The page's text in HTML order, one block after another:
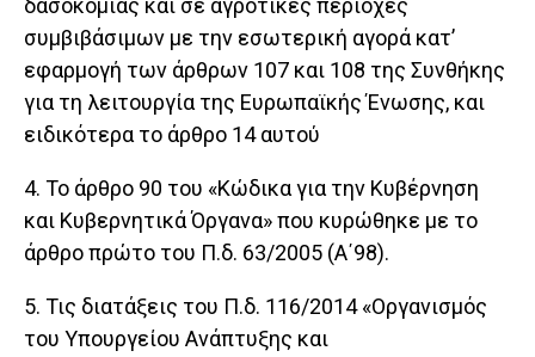
δασοκομίας και σε αγροτικές περιοχές
συμβιβάσιμων με την εσωτερική αγορά κατ’
εφαρμογή των άρθρων 107 και 108 της Συνθήκης
για τη λειτουργία της Ευρωπαϊκής Ένωσης, και
ειδικότερα το άρθρο 14 αυτού
4. Το άρθρο 90 του «Κώδικα για την Κυβέρνηση
και Κυβερνητικά Όργανα» που κυρώθηκε με το
άρθρο πρώτο του Π.δ. 63/2005 (Α΄98).
5. Τις διατάξεις του Π.δ. 116/2014 «Οργανισμός
του Υπουργείου Ανάπτυξης και